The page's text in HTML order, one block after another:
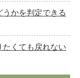
かを判定できる
たくても戻れない